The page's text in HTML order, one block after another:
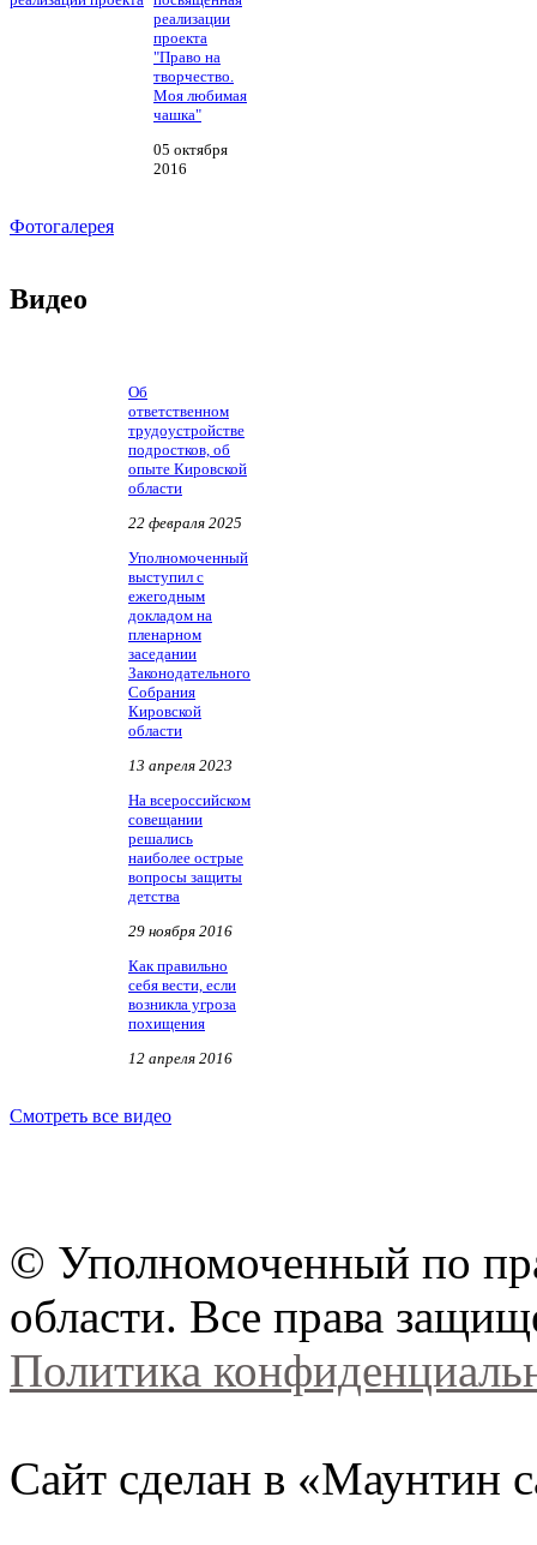
реализации
проекта
"Право на
творчество.
Моя любимая
чашка"
05 октября
2016
Фотогалерея
Видео
Об
ответственном
трудоустройстве
подростков, об
опыте Кировской
области
22 февраля 2025
Уполномоченный
выступил с
ежегодным
докладом на
пленарном
заседании
Законодательного
Собрания
Кировской
области
13 апреля 2023
На всероссийском
совещании
решались
наиболее острые
вопросы защиты
детства
29 ноября 2016
Как правильно
себя вести, если
возникла угроза
похищения
12 апреля 2016
Смотреть все видео
© Уполномоченный по
области. Все права
Политика
Сайт сделан в «Маунтин